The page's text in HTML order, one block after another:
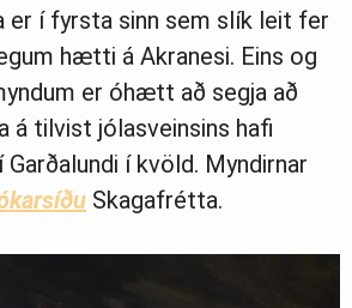
er í fyrsta sinn sem slík leit fer
hætti á Akranesi. Eins og
er óhætt að segja að
á tilvist jólasveinsins hafi
í kvöld. Myndirnar
Skagafrétta.